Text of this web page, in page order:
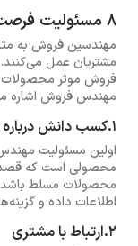
8 مسئولیت فرصت شغلی مهندس فروش
مهندسین فروش به
مشتریان عمل
مهندس فروش اشاره
1.کسب دانش درباره محصول
اولین مسئولیت
محصولی است که قصد
محصولات مسلط باشد
اطلاعات داده و
2.ارتباط با مشتری